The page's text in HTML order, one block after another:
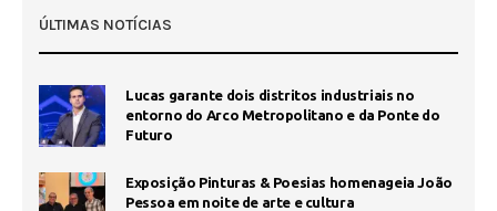
ÚLTIMAS NOTÍCIAS
Lucas garante dois distritos industriais no
entorno do Arco Metropolitano e da Ponte do
Futuro
Exposição Pinturas & Poesias homenageia João
Pessoa em noite de arte e cultura